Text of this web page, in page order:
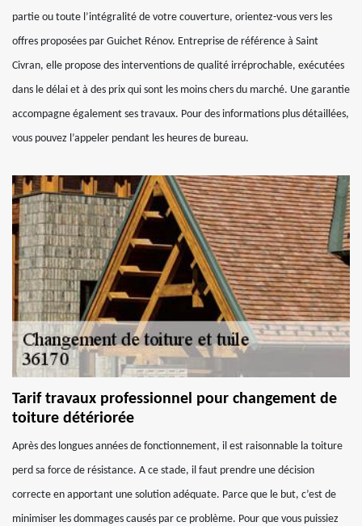
partie ou toute l’intégralité de votre couverture, orientez-vous vers les
offres proposées par Guichet Rénov. Entreprise de référence à Saint
Civran, elle propose des interventions de qualité irréprochable, exécutées
dans le délai et à des prix qui sont les moins chers du marché. Une garantie
accompagne également ses travaux. Pour des informations plus détaillées,
vous pouvez l’appeler pendant les heures de bureau.
Tarif travaux professionnel pour changement de
toiture détériorée
Après des longues années de fonctionnement, il est raisonnable la toiture
perd sa force de résistance. A ce stade, il faut prendre une décision
correcte en apportant une solution adéquate. Parce que le but, c’est de
minimiser les dommages causés par ce problème. Pour que vous puissiez